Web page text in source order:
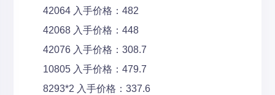
42064 入手价格：482
42068 入手价格：448
42076 入手价格：308.7
10805 入手价格：479.7
8293*2 入手价格：337.6